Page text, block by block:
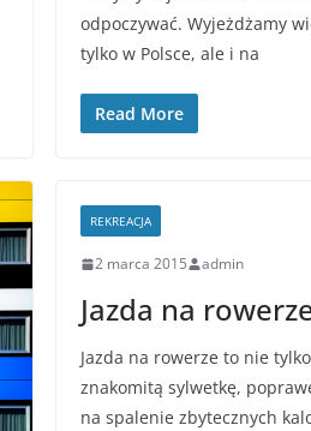
odpoczywać. Wyjeżdżamy
tylko w Polsce, ale i na
Read More
REKREACJA
2 marca 2015 admin
Jazda na
Jazda na rowerze to nie
znakomitą sylwetkę,
na spalenie zbytecznych